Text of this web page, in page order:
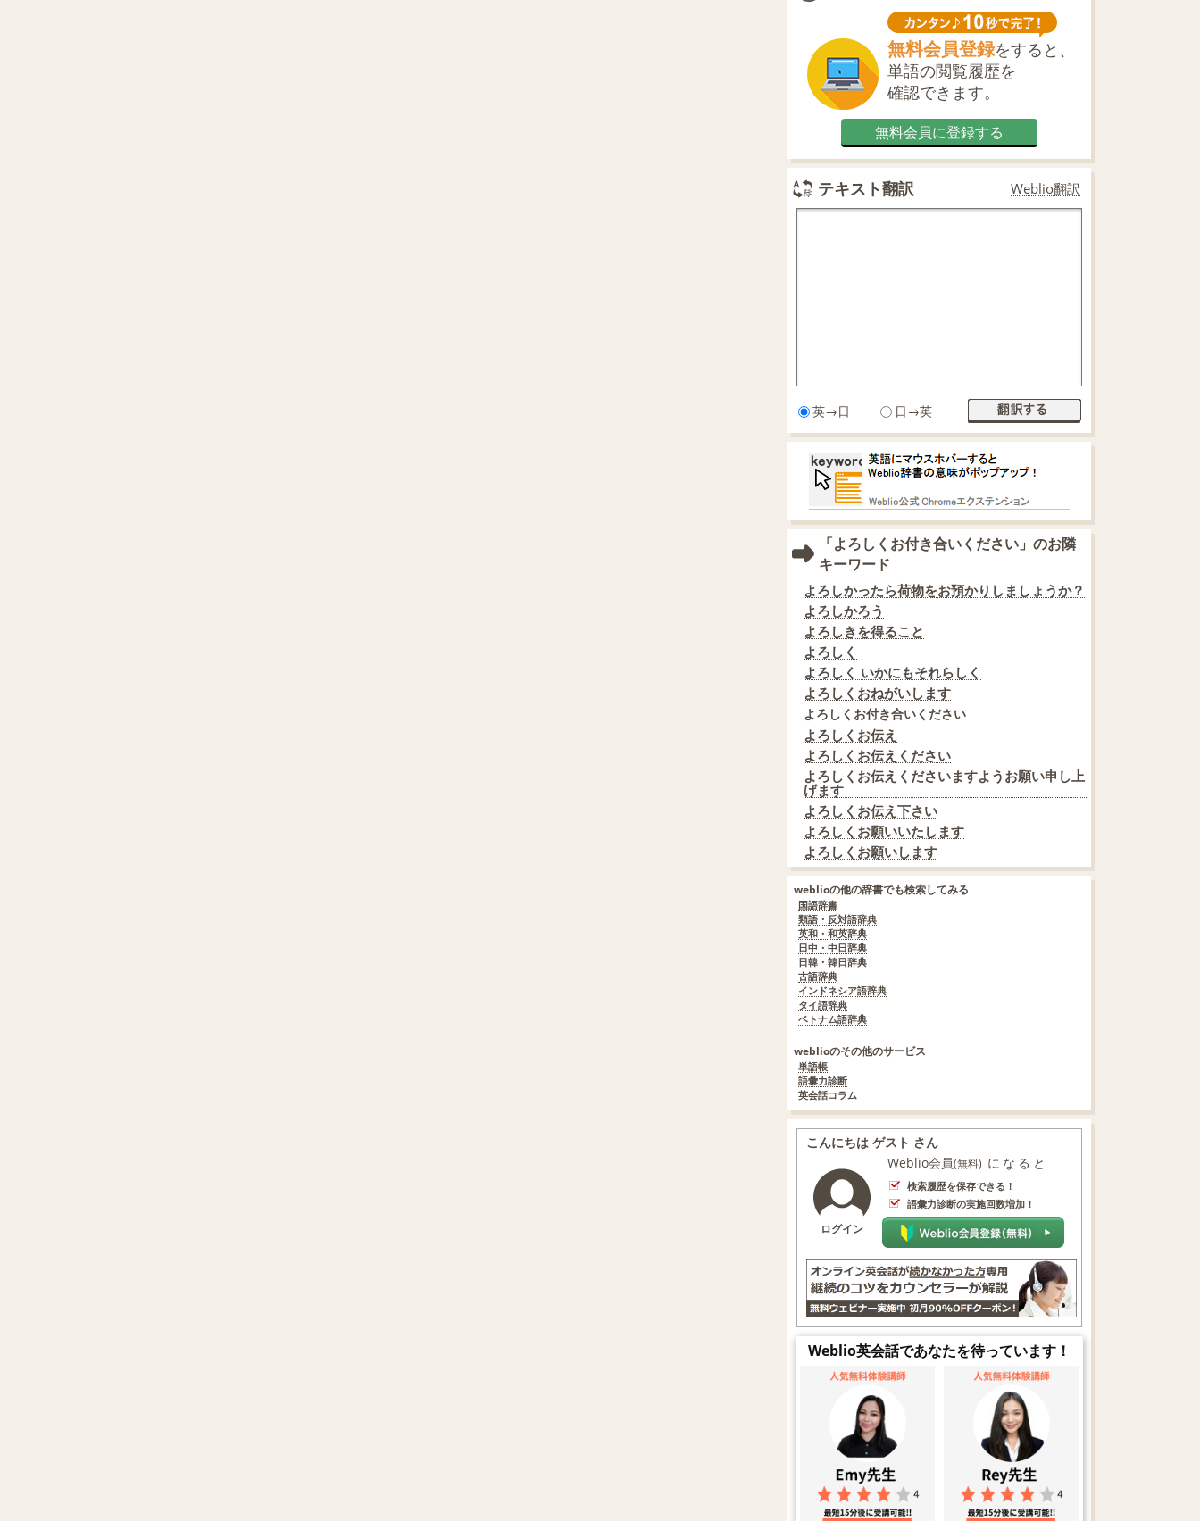
無料会員登録をすると、
単語の閲覧履歴を
確認できます。
無料会員に登録する
テキスト翻訳 Weblio翻訳
英→日 日→英
「よろしくお付き合いください」のお隣
キーワード
よろしかったら荷物をお預かりしましょうか？
よろしかろう
よろしきを得ること
よろしく
よろしく いかにもそれらしく
よろしくおねがいします
よろしくお付き合いください
よろしくお伝え
よろしくお伝えください
よろしくお伝えくださいますようお願い申し上
げます
よろしくお伝え下さい
よろしくお願いいたします
よろしくお願いします
weblioの他の辞書でも検索してみる
国語辞書
類語・反対語辞典
英和・和英辞典
日中・中日辞典
日韓・韓日辞典
古語辞典
インドネシア語辞典
タイ語辞典
ベトナム語辞典
weblioのその他のサービス
単語帳
語彙力診断
英会話コラム
こんにちは ゲスト さん
ログイン
Weblio会員(無料) になると
検索履歴を保存できる！
語彙力診断の実施回数増加！
Weblio英会話であなたを待っています！